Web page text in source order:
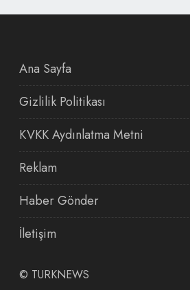
Ana Sayfa
Gizlilik Politikası
KVKK Aydınlatma Metni
Reklam
Haber Gönder
İletişim
© TURKNEWS